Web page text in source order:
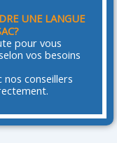
UNE LANGUE
pour vous
vos besoins
nos conseillers